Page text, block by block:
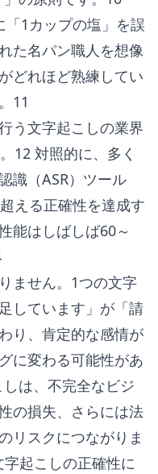
「1カップの塩」を誤
た名パン職人を想像
どれほど熟練してい
11
う文字起こしの業界
12 対照的に、多く
識（ASR）ツール
える正確性を達成す
能はしばしば60～
ません。1つの文字
しています」が「請
り、肯定的な感情が
に変わる可能性があ
は、不完全なビジ
の損失、さらには法
リスクにつながりま
起こしの正確性に